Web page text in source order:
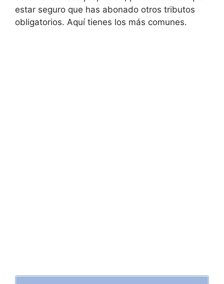
estar seguro que has abonado otros tributos
obligatorios. Aquí tienes los más comunes.